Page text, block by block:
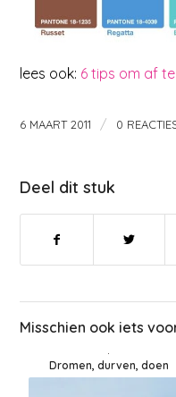
lees ook: 6 tips om af
6 MAART 2011 / 0
Deel dit stuk
Misschien ook iets
Dromen, durven, doen